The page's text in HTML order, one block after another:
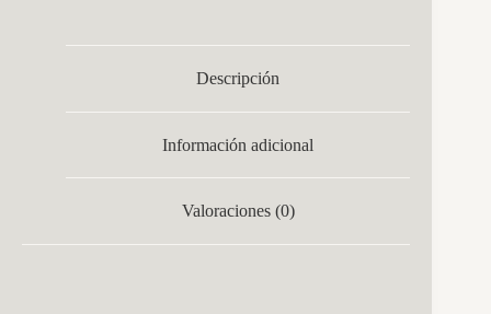
Descripción
Información adicional
Valoraciones (0)